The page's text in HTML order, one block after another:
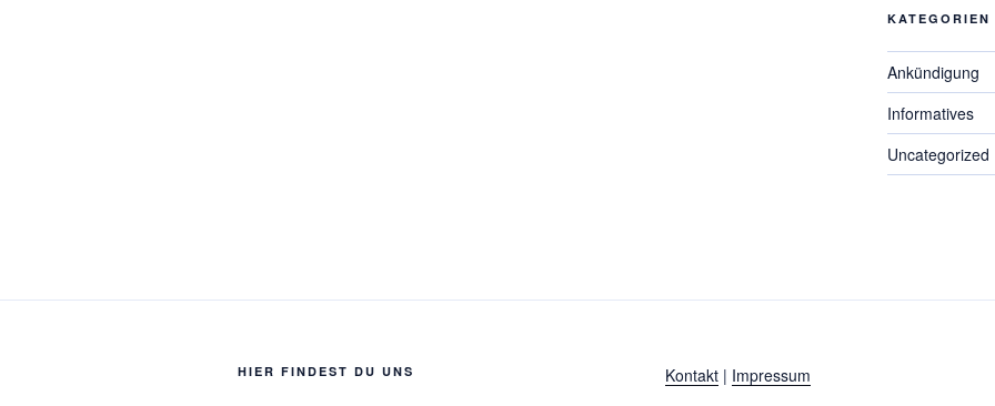
KATEGORIEN
Ankündigung
Informatives
Uncategorized
HIER FINDEST DU UNS Kontakt| Impressum